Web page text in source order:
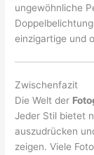
ungewöhnliche
einzigartige und
Zwischenfazit
Die Welt der
Jeder Stil bietet
auszudrücken
zeigen. Viele